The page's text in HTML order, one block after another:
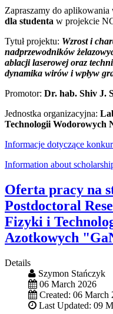
Zapraszamy do aplikowania
dla studenta w projekcie
Tytuł projektu: Wzrost i
nadprzewodników
ablacji laserowej oraz
dynamika wirów i wpływ
Promotor: Dr. hab. Shiv J.
Jednostka organizacyjna:
Technologii Wodorowych
Informacje dotyczące
Information about
Oferta pracy na
Postdoctoral
Fizyki i
Azotkowych
Details
Szymon Stańczyk
06 March 2026
Created: 06 March
Last Updated: 09